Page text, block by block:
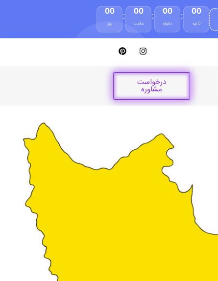
00
روز
:
00
ساعت
:
00
دقیقه
:
00
ثانیه
درخواست
مشاوره